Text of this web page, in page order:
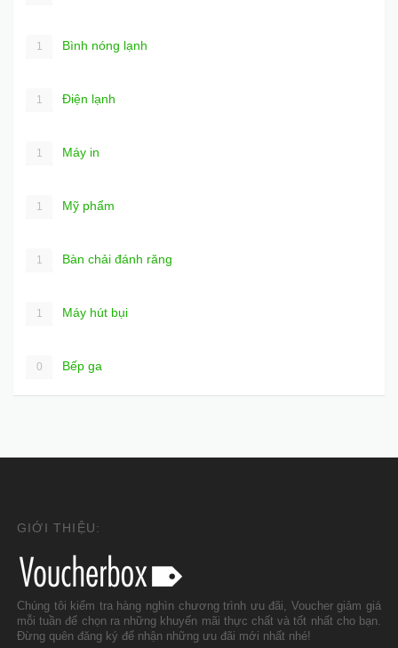
1 Bình nóng lạnh
1 Điện lạnh
1 Máy in
1 Mỹ phẩm
1 Bàn chải đánh răng
1 Máy hút bụi
0 Bếp ga
GIỚI THIỆU:
Chúng tôi kiểm tra hàng nghìn chương trình ưu đãi, Voucher giảm giá
mỗi tuần để chọn ra những khuyến mãi thực chất và tốt nhất cho bạn.
Đừng quên đăng ký để nhận những ưu đãi mới nhất nhé!